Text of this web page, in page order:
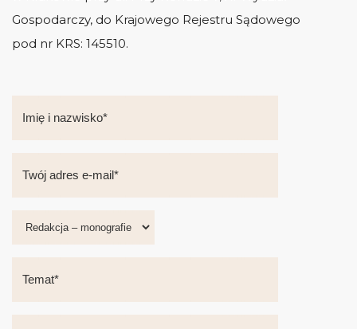
Gospodarczy, do Krajowego Rejestru Sądowego
pod nr KRS: 145510.